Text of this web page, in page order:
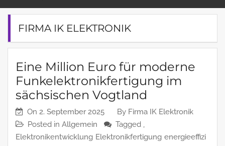
FIRMA IK ELEKTRONIK
Eine Million Euro für moderne
Funkelektronikfertigung im
sächsischen Vogtland
On 2. September 2025 By Firma IK Elektronik
Posted in Allgemein
Tagged ,
Elektronikentwicklung Elektronikfertigung energieeffizi